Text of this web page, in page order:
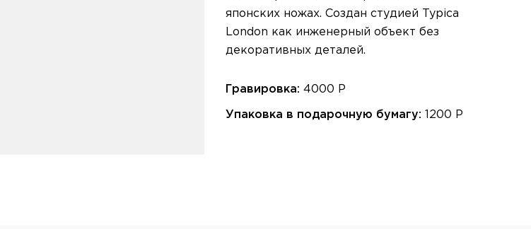
японских ножах. Создан студией Typica
London как инженерный объект без
декоративных деталей.
Гравировка: 4000 Р
Упаковка в подарочную бумагу: 1200 Р